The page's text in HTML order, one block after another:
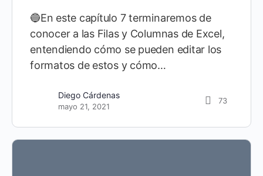
🔵En este capítulo 7 terminaremos de
conocer a las Filas y Columnas de Excel,
entendiendo cómo se pueden editar los
formatos de estos y cómo…
Diego Cárdenas
mayo 21, 2021
73